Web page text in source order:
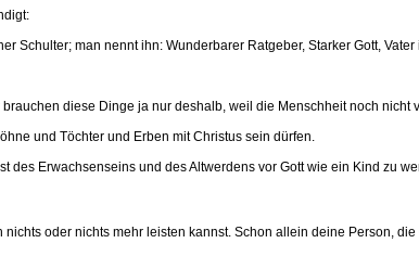
Schulter; man nennt ihn: Wunderbarer Ratgeber, Starker Gott, Vater
diese Dinge ja nur deshalb, weil die Menschheit noch
und Töchter und Erben mit Christus sein dürfen.
Erwachsenseins und des Altwerdens vor Gott wie ein Kind zu
oder nichts mehr leisten kannst. Schon allein deine Person,